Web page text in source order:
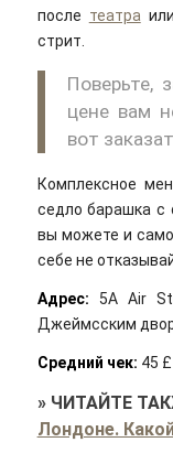
после театра или
стрит.
Поверьте,
цене вам
вот
Комплексное
седло барашка с
вы можете и
себе не
Адрес: 5A Air
Джеймсским
Средний чек: 45
» ЧИТАЙТЕ
Лондоне.